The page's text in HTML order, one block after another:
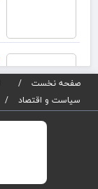
صفحه نخست
سیاست و اقتصاد